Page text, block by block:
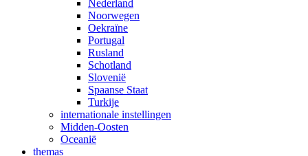
Nederland
Noorwegen
Oekraïne
Portugal
Rusland
Schotland
Slovenië
Spaanse Staat
Turkije
internationale instellingen
Midden-Oosten
Oceanië
themas